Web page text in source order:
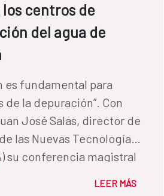
centros de
del agua de
es fundamental para
la depuración”. Con
José Salas, director de
las Nuevas Tecnologías
su conferencia magistral
de
LEER MÁS